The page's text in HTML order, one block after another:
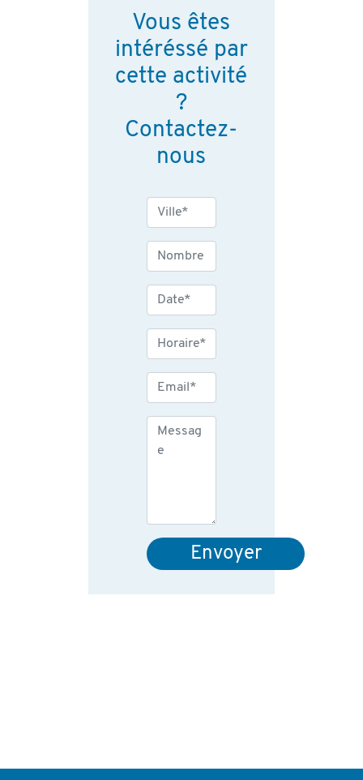
Vous êtes
intéréssé par
cette activité
?
Contactez-
nous
Envoyer